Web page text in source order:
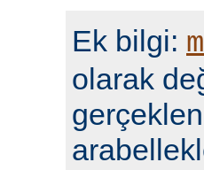
Ek bilgi:
olarak